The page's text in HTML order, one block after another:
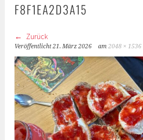
F8F1EA2D3A15
Zurück
Veröffentlicht21. März 2026 am2048 × 1536